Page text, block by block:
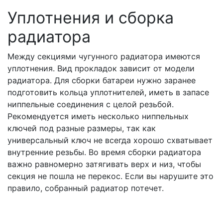
Уплотнения и сборка
радиатора
Между секциями чугунного радиатора имеются
уплотнения. Вид прокладок зависит от модели
радиатора. Для сборки батареи нужно заранее
подготовить кольца уплотнителей, иметь в запасе
ниппельные соединения с целой резьбой.
Рекомендуется иметь несколько ниппельных
ключей под разные размеры, так как
универсальный ключ не всегда хорошо схватывает
внутренние резьбы. Во время сборки радиатора
важно равномерно затягивать верх и низ, чтобы
секция не пошла не перекос. Если вы нарушите это
правило, собранный радиатор потечет.